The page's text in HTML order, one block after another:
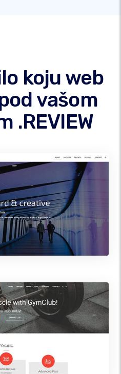
koju web
vašom
.REVIEW